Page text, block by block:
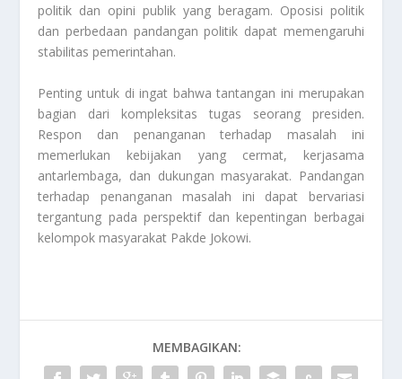
politik dan opini publik yang beragam. Oposisi politik
dan perbedaan pandangan politik dapat memengaruhi
stabilitas pemerintahan.
Penting untuk di ingat bahwa tantangan ini merupakan
bagian dari kompleksitas tugas seorang presiden.
Respon dan penanganan terhadap masalah ini
memerlukan kebijakan yang cermat, kerjasama
antarlembaga, dan dukungan masyarakat. Pandangan
terhadap penanganan masalah ini dapat bervariasi
tergantung pada perspektif dan kepentingan berbagai
kelompok masyarakat Pakde Jokowi.
MEMBAGIKAN: